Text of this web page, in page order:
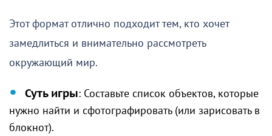
Этот формат отлично подходит тем, кто хочет
замедлиться и внимательно рассмотреть
окружающий мир.
Суть игры: Составьте список объектов, которые
нужно найти и сфотографировать (или зарисовать в
блокнот).